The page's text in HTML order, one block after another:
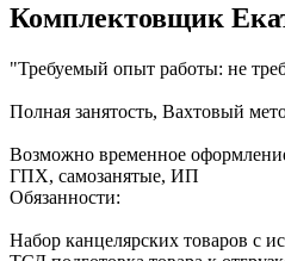
Комплектовщик
"Требуемый опыт работы: не
Полная занятость, Вахтовый
Возможно временное
ГПХ, самозанятые, ИП
Обязанности:
Набор канцелярских товаров с